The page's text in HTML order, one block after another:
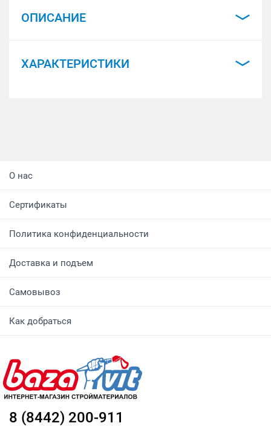
ОПИСАНИЕ
ХАРАКТЕРИСТИКИ
О нас
Сертификаты
Политика конфиденциальности
Доставка и подъем
Самовывоз
Как добраться
8 (8442) 200-911